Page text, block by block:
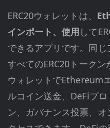
ERC20ウォレットは、
インポート、使用 して
できるアプリです。同
すべてのERC20トーク
ウォレットでEthereum
ルコイン送金、DeFiプ
ン、ガバナンス投票、